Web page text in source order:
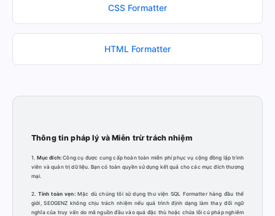
CSS Formatter
HTML Formatter
Thông tin pháp lý và Miễn trừ trách nhiệm
1. Mục đích: Công cụ được cung cấp hoàn toàn miễn phí phục vụ cộng đồng lập trình
viên và quản trị dữ liệu. Bạn có toàn quyền sử dụng kết quả cho các mục đích thương
mại.
2. Tính toàn vẹn:Mặc dù chúng tôi sử dụng thư viện SQL Formatter hàng đầu thế
giới, SEOGENZ không chịu trách nhiệm nếu quá trình định dạng làm thay đổi ngữ
nghĩa của truy vấn do mã nguồn đầu vào quá đặc thù hoặc chứa lỗi cú pháp nghiêm